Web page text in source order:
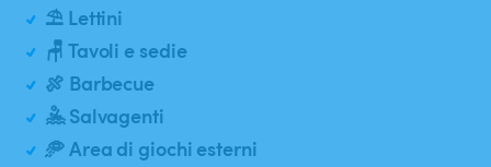
⛱️ Lettini
🪑 Tavoli e sedie
🍖 Barbecue
🤽 Salvagenti
🥏 Area di giochi esterni